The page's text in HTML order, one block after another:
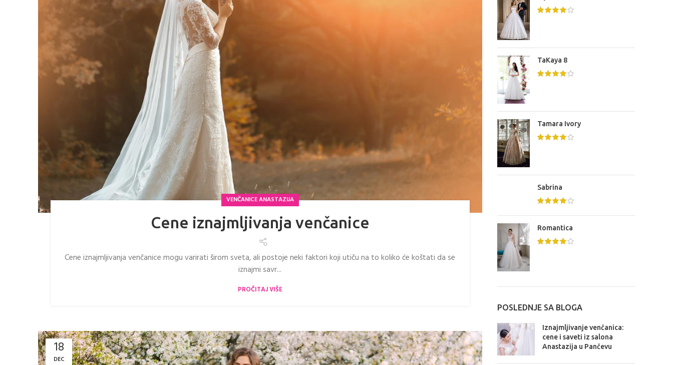
VENČANICE ANASTAZIJA
Cene iznajmljivanja venčanice
Cene iznajmljivanja venčanice mogu varirati širom sveta, ali postoje neki faktori koji utiču na to koliko će koštati da se
iznajmi savr...
PROČITAJ VIŠE
18
DEC
TaKaya 8
Tamara Ivory
Sabrina
Romantica
POSLEDNJE SA BLOGA
Iznajmljivanje venčanica:
cene i saveti iz salona
Anastazija u Pančevu